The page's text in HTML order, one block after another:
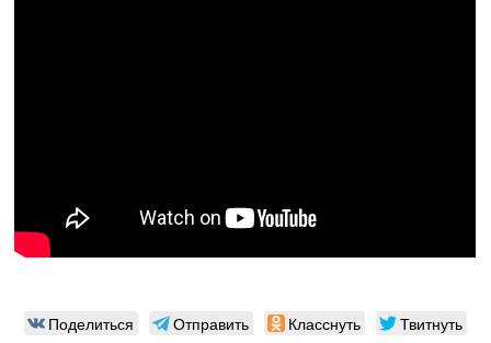
Поделиться Отправить Класснуть Твитнуть